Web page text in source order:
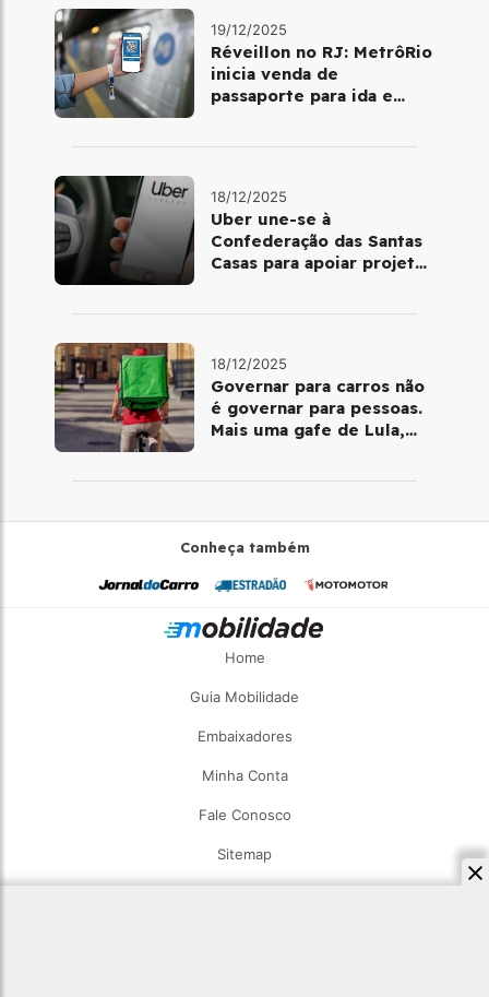
19/12/2025
Réveillon no RJ: MetrôRio
inicia venda de
passaporte para ida e
18/12/2025
Uber une-se à
Confederação das Santas
Casas para apoiar projetos
18/12/2025
Governar para carros não
é governar para pessoas.
Mais uma gafe de Lula,
Conheça também
Home
Guia Mobilidade
Embaixadores
Minha Conta
Fale Conosco
Sitemap